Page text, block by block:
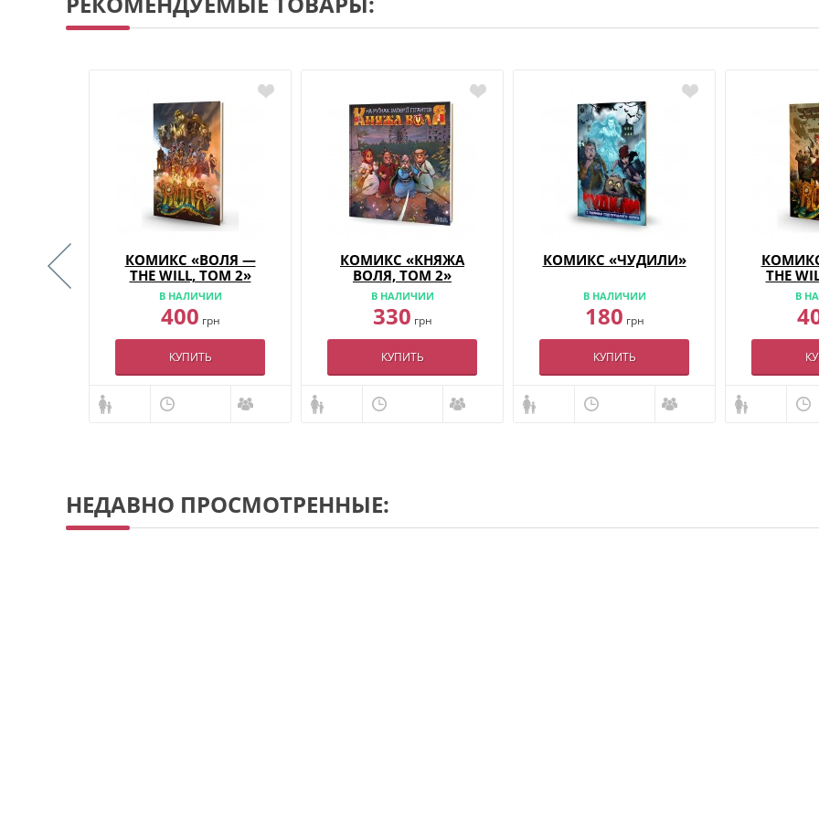
КОМИКС «ВОЛЯ —
THE WILL, ТОМ 2»
В НАЛИЧИИ
400 грн
КУПИТЬ
КОМИКС «КНЯЖА
ВОЛЯ, ТОМ 2»
В НАЛИЧИИ
330 грн
КУПИТЬ
КОМИКС «ЧУДИЛИ»
В НАЛИЧИИ
180 грн
КУПИТЬ
THE
В
НЕДАВНО ПРОСМОТРЕННЫЕ: